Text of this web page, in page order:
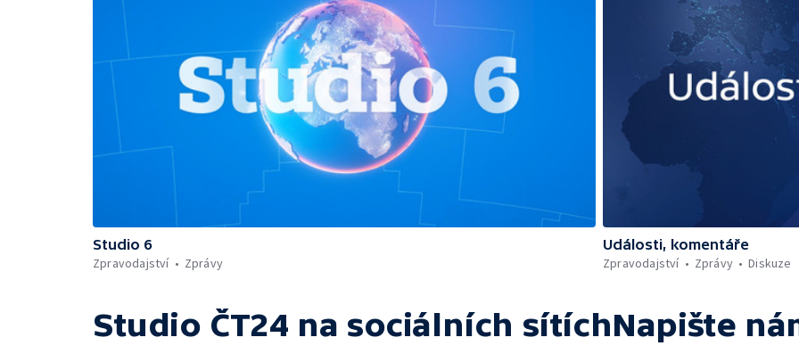
Studio 6
Zpravodajství
Zprávy
Události, komentáře
Zpravodajství
Zprávy Diskuze
Studio ČT24 na sociálních sítíchNapište